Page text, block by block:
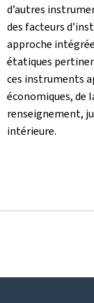
d’autres
des facteurs
approche
étatiques
ces instruments
économiques, de
renseignement,
intérieure.